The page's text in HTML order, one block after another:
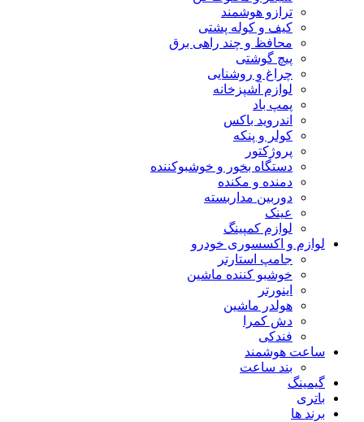
ترازو هوشمند
کیف و کوله پشتی
محافظ و چند راهی برق
پیچ گوشتی
چراغ و روشنایی
لوازم آشپزخانه
پمپ باد
اندروید باکس
کولر و پنکه
پروژکتور
دستگاه بخور و خوشبوکننده
دمنده و مکنده
دوربین مداربسته
عینک
لوازم کمپینگ
لوازم و اکسسوری خودرو
جامپ استارتر
خوشبو کننده ماشین
اینورتر
هولدر ماشین
دش کمرا
فندکی
ساعت هوشمند
بند ساعت
گیمینگ
باتری
برند ها